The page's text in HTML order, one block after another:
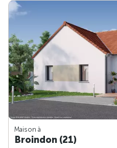
Maison à
Broindon (21)